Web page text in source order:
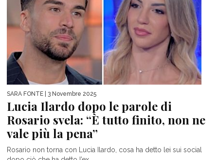
SARA FONTE | 3 Novembre 2025
Lucia Ilardo dopo le parole di
Rosario svela: “È tutto finito, non ne
vale più la pena”
Rosario non torna con Lucia Ilardo, cosa ha detto lei sui social